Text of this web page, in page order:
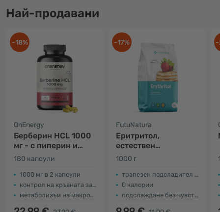
Най-продавани
-18%
OnEnergy
Берберин HCL 1000
мг - с пиперин и
хром
180 капсули
1000 мг в 2 капсули
контрол на кръвната захар
метаболизъм на макронутриентите
-17%
FutuNatura
Еритритол,
естествен
подсладител
1000 г
трапезен подсладител на основата на еритритол
0 калории
подслаждане без чувство за вина
-